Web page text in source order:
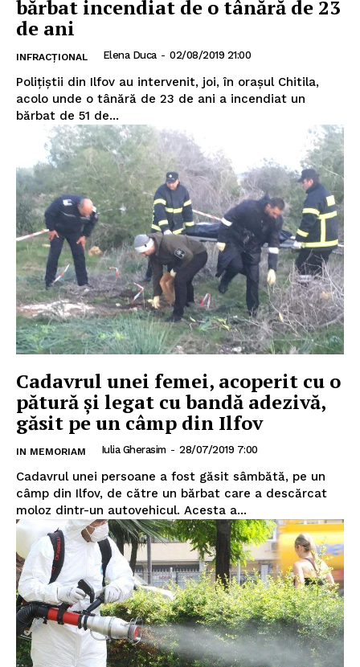
bărbat incendiat de o tânără de 23
de ani
INFRACȚIONAL Elena Duca - 02/08/2019 21:00
Polițiștii din Ilfov au intervenit, joi, în orașul Chitila,
acolo unde o tânără de 23 de ani a incendiat un
bărbat de 51 de...
Cadavrul unei femei, acoperit cu o
pătură și legat cu bandă adezivă,
găsit pe un câmp din Ilfov
IN MEMORIAM Iulia Gherasim - 28/07/2019 7:00
Cadavrul unei persoane a fost găsit sâmbătă, pe un
câmp din Ilfov, de către un bărbat care a descărcat
moloz dintr-un autovehicul. Acesta a...